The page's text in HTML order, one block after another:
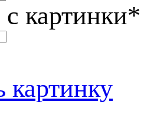
картинки*
картинку